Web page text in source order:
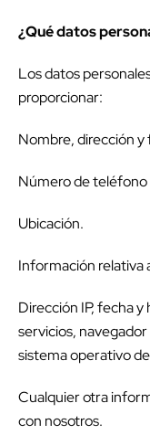
¿Qué datos
Los datos
proporcionar:
Nombre, dirección
Número de
Ubicación.
Información relativa
Dirección IP, fecha
servicios,
sistema operativo
Cualquier otra
con nosotros.